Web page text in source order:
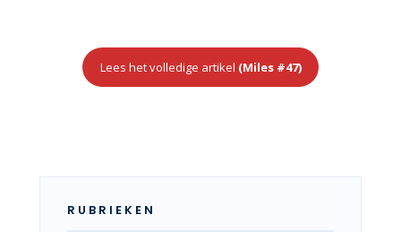
Lees het volledige artikel (Miles #47)
RUBRIEKEN